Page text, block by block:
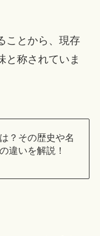
ことから、現存
と称されていま
？その歴史や名
違いを解説！